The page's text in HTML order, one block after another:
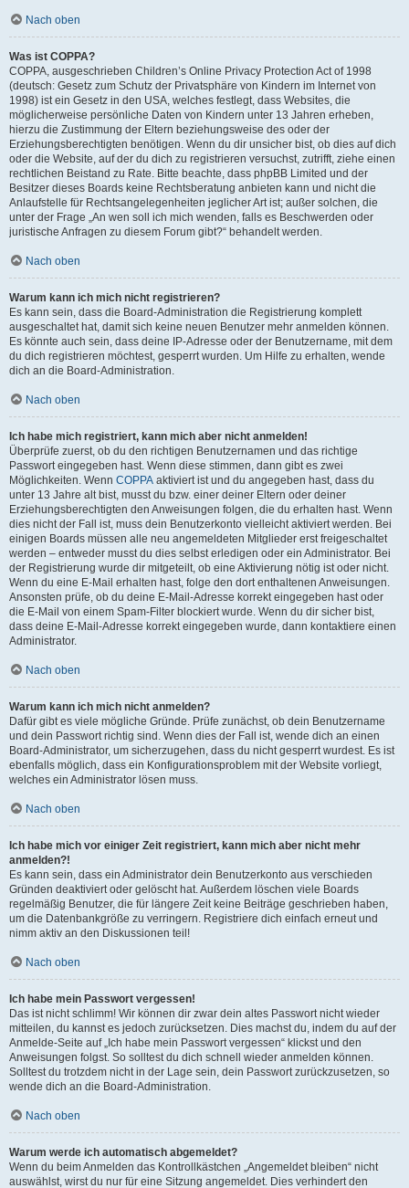
Nach oben
Was ist COPPA?
COPPA, ausgeschrieben Children’s Online Privacy Protection Act of 1998
(deutsch: Gesetz zum Schutz der Privatsphäre von Kindern im Internet von
1998) ist ein Gesetz in den USA, welches festlegt, dass Websites, die
möglicherweise persönliche Daten von Kindern unter 13 Jahren erheben,
hierzu die Zustimmung der Eltern beziehungsweise des oder der
Erziehungsberechtigten benötigen. Wenn du dir unsicher bist, ob dies auf dich
oder die Website, auf der du dich zu registrieren versuchst, zutrifft, ziehe einen
rechtlichen Beistand zu Rate. Bitte beachte, dass phpBB Limited und der
Besitzer dieses Boards keine Rechtsberatung anbieten kann und nicht die
Anlaufstelle für Rechtsangelegenheiten jeglicher Art ist; außer solchen, die
unter der Frage „An wen soll ich mich wenden, falls es Beschwerden oder
juristische Anfragen zu diesem Forum gibt?“ behandelt werden.
Nach oben
Warum kann ich mich nicht registrieren?
Es kann sein, dass die Board-Administration die Registrierung komplett
ausgeschaltet hat, damit sich keine neuen Benutzer mehr anmelden können.
Es könnte auch sein, dass deine IP-Adresse oder der Benutzername, mit dem
du dich registrieren möchtest, gesperrt wurden. Um Hilfe zu erhalten, wende
dich an die Board-Administration.
Nach oben
Ich habe mich registriert, kann mich aber nicht anmelden!
Überprüfe zuerst, ob du den richtigen Benutzernamen und das richtige
Passwort eingegeben hast. Wenn diese stimmen, dann gibt es zwei
Möglichkeiten. Wenn COPPA aktiviert ist und du angegeben hast, dass du
unter 13 Jahre alt bist, musst du bzw. einer deiner Eltern oder deiner
Erziehungsberechtigten den Anweisungen folgen, die du erhalten hast. Wenn
dies nicht der Fall ist, muss dein Benutzerkonto vielleicht aktiviert werden. Bei
einigen Boards müssen alle neu angemeldeten Mitglieder erst freigeschaltet
werden – entweder musst du dies selbst erledigen oder ein Administrator. Bei
der Registrierung wurde dir mitgeteilt, ob eine Aktivierung nötig ist oder nicht.
Wenn du eine E-Mail erhalten hast, folge den dort enthaltenen Anweisungen.
Ansonsten prüfe, ob du deine E-Mail-Adresse korrekt eingegeben hast oder
die E-Mail von einem Spam-Filter blockiert wurde. Wenn du dir sicher bist,
dass deine E-Mail-Adresse korrekt eingegeben wurde, dann kontaktiere einen
Administrator.
Nach oben
Warum kann ich mich nicht anmelden?
Dafür gibt es viele mögliche Gründe. Prüfe zunächst, ob dein Benutzername
und dein Passwort richtig sind. Wenn dies der Fall ist, wende dich an einen
Board-Administrator, um sicherzugehen, dass du nicht gesperrt wurdest. Es ist
ebenfalls möglich, dass ein Konfigurationsproblem mit der Website vorliegt,
welches ein Administrator lösen muss.
Nach oben
Ich habe mich vor einiger Zeit registriert, kann mich aber nicht mehr
anmelden?!
Es kann sein, dass ein Administrator dein Benutzerkonto aus verschieden
Gründen deaktiviert oder gelöscht hat. Außerdem löschen viele Boards
regelmäßig Benutzer, die für längere Zeit keine Beiträge geschrieben haben,
um die Datenbankgröße zu verringern. Registriere dich einfach erneut und
nimm aktiv an den Diskussionen teil!
Nach oben
Ich habe mein Passwort vergessen!
Das ist nicht schlimm! Wir können dir zwar dein altes Passwort nicht wieder
mitteilen, du kannst es jedoch zurücksetzen. Dies machst du, indem du auf der
Anmelde-Seite auf „Ich habe mein Passwort vergessen“ klickst und den
Anweisungen folgst. So solltest du dich schnell wieder anmelden können.
Solltest du trotzdem nicht in der Lage sein, dein Passwort zurückzusetzen, so
wende dich an die Board-Administration.
Nach oben
Warum werde ich automatisch abgemeldet?
Wenn du beim Anmelden das Kontrollkästchen „Angemeldet bleiben“ nicht
auswählst, wirst du nur für eine Sitzung angemeldet. Dies verhindert den